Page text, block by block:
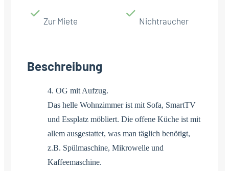
Zur Miete Nichtraucher
Beschreibung
4. OG mit Aufzug.
Das helle Wohnzimmer ist mit Sofa, SmartTV
und Essplatz möbliert. Die offene Küche ist mit
allem ausgestattet, was man täglich benötigt,
z.B. Spülmaschine, Mikrowelle und
Kaffeemaschine.